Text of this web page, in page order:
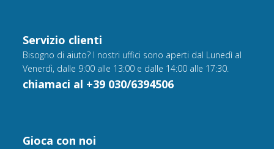
Servizio clienti
Bisogno di aiuto? I nostri uffici sono aperti dal Lunedì al
Venerdì, dalle 9:00 alle 13:00 e dalle 14:00 alle 17:30.
chiamaci al +39 030/6394506
Gioca con noi